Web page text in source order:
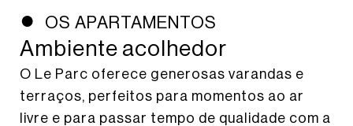
OS APARTAMENTOS
Ambiente acolhedor
O Le Parc oferece generosas varandas e
terraços, perfeitos para momentos ao ar
livre e para passar tempo de qualidade com a